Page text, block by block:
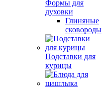
Формы для
духовки
Глиняные
сковороды
Подставки для
курицы